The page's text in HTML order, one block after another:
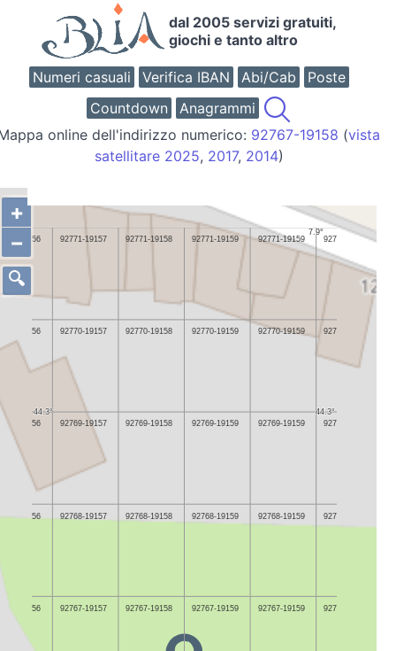
dal 2005 servizi gratuiti,
giochi e tanto altro
Numeri casuali Verifica IBAN Abi/Cab
Poste
Countdown
Anagrammi
online dell'indirizzo numerico: 92767-19158 (vista
satellitare 2025, 2017, 2014)
+
−